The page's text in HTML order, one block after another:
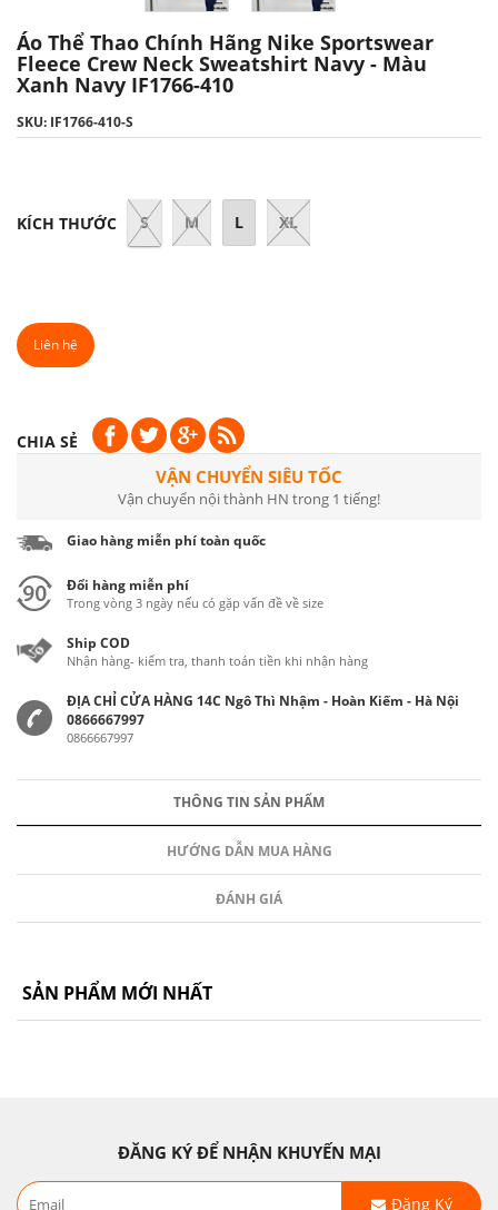
Áo Thể Thao Chính Hãng Nike Sportswear
Fleece Crew Neck Sweatshirt Navy - Màu
Xanh Navy IF1766-410
SKU: IF1766-410-S
KÍCH THƯỚC S M L XL
Liên hệ
CHIA SẺ
VẬN CHUYỂN SIÊU TỐC
Vận chuyển nội thành HN trong 1 tiếng!
Giao hàng miễn phí toàn quốc
Đổi hàng miễn phí
Trong vòng 3 ngày nếu có gặp vấn đề về size
Ship COD
Nhận hàng- kiểm tra, thanh toán tiền khi nhận hàng
ĐỊA CHỈ CỬA HÀNG 14C Ngô Thì Nhậm - Hoàn Kiếm - Hà Nội
0866667997
0866667997
THÔNG TIN SẢN PHẨM
HƯỚNG DẪN MUA HÀNG
ĐÁNH GIÁ
SẢN PHẨM MỚI NHẤT
ĐĂNG KÝ ĐỂ NHẬN KHUYẾN MẠI
Đăng Ký